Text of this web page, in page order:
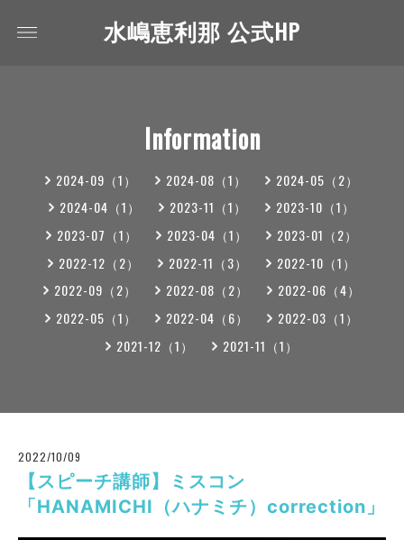
水嶋恵利那 公式HP
Information
2024-09（1） 2024-08（1）
2024-05（2）
2024-04（1）
2023-11（1）
2023-10（1）
2023-07（1）
2023-04（1）
2023-01（2）
2022-12（2）
2022-11（3）
2022-10（1）
2022-09（2）
2022-08（2）
2022-06（4）
2022-05（1）
2022-04（6）
2022-03（1）
2021-12（1）
2021-11（1）
2022/10/09
【スピーチ講師】ミスコン
「HANAMICHI（ハナミチ）correction」